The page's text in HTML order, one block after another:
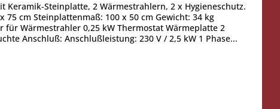
Keramik-Steinplatte, 2 Wärmestrahlern, 2 x Hygieneschutz.
75 cm Steinplattenmaß: 100 x 50 cm Gewicht: 34 kg
für Wärmestrahler 0,25 kW Thermostat Wärmeplatte 2
Anschluß: Anschlußleistung: 230 V / 2,5 kW 1 Phase...